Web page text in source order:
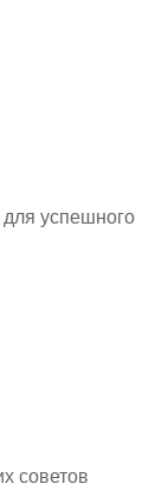
успешного
советов